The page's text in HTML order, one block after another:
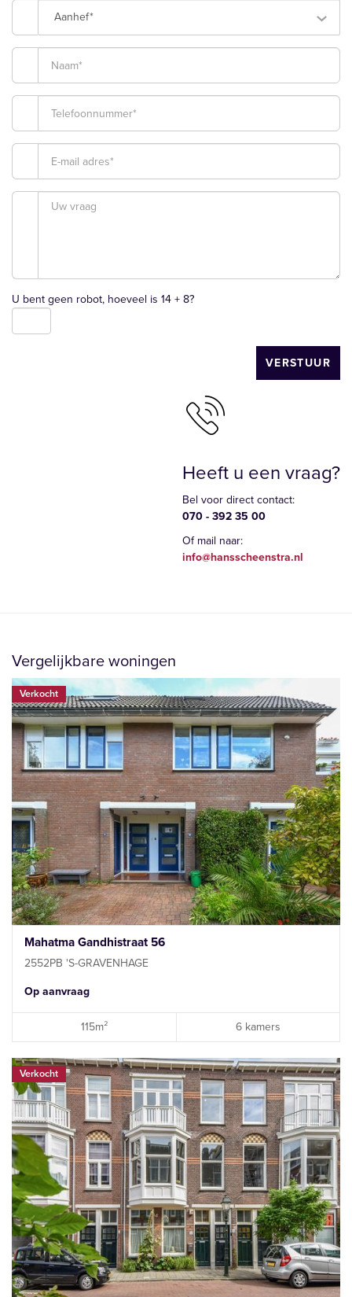
Aanhef*
U bent geen robot, hoeveel is 14 + 8?
VERSTUUR
Heeft u een vraag?
Bel voor direct contact:
070 - 392 35 00
Of mail naar:
info@hansscheenstra.nl
Vergelijkbare woningen
Verkocht
Mahatma Gandhistraat 56
2552PB 'S-GRAVENHAGE
Op aanvraag
115m² 6 kamers
Verkocht